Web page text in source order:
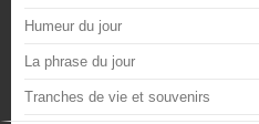
Humeur du jour
La phrase du jour
Tranches de vie et souvenirs